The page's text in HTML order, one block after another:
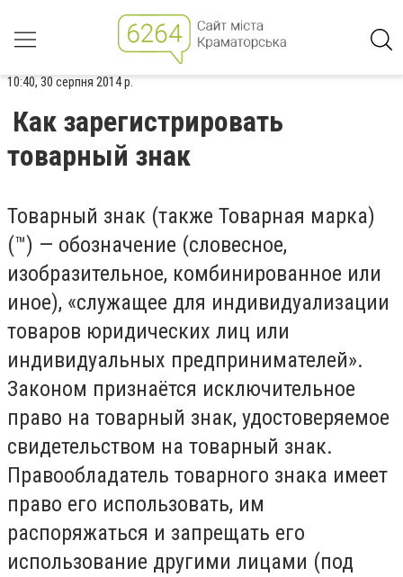
10:40, 30 серпня 2014 р.
Как зарегистрировать
товарный знак
Товарный знак (также Товарная марка)
(™) — обозначение (словесное,
изобразительное, комбинированное или
иное), «служащее для индивидуализации
товаров юридических лиц или
индивидуальных предпринимателей».
Законом признаётся исключительное
право на товарный знак, удостоверяемое
свидетельством на товарный знак.
Правообладатель товарного знака имеет
право его использовать, им
распоряжаться и запрещать его
использование другими лицами (под